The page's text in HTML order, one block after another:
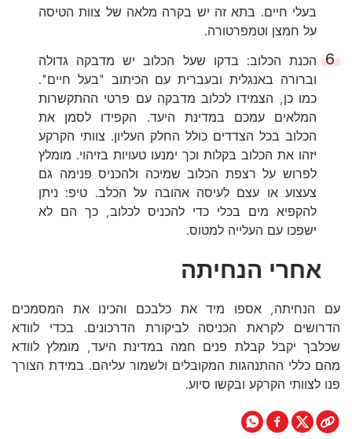
בעלי חיים. בתא זה יש בקרה מלאה של צוות הטיסה
על חמצן וטמפרטורה.
הכנת הכלוב: בדקו שעל הכלוב יש מדבקה גדולה
וברורה באנגלית ובעברית עם הכיתוב "בעל חיים".
כמו כן, הצמידו לכלוב מדבקה עם פרטי ההתקשרות
המלאים עמכם במדינת היעד. הקפידו לסמן את
הכלוב בכל הצדדים כולל החלק העליון. צוותי הקרקע
יזהו את הכלוב בקלות וכך ימנעו טעויות בזיהוי. מומלץ
לפרוש על רצפת הכלוב שמיכה ולהכניס פנימה גם
צעצוע או עצם לעיסה אהובה על הכלב. טיפ: ניתן
להקפיא מים בכלי כדי להכניס לכלוב, כך הם לא
ישפכו עם העלייה למטוס.
אחרי הנחיתה
עם הנחיתה, אספו מיד את כלבכם והכינו את המסמכים
הדרושים לקראת הכניסה לביקורת הדרכונים. בכדי לוודא
שכלבך יקבל קבלת פנים חמה במדינת היעד, מומלץ לוודא
מהם כללי ההתנהגות המקובלים ולשמור עליהם. במידת הצורך
פנו לצוותי הקרקע ובקשו סיוע.